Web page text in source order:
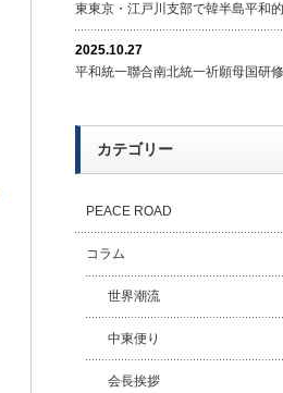
東東京・江戸川支部で韓半島平和
2025.10.27
平和統一聯合南北統一祈願母国研
カテゴリー
PEACE ROAD
コラム
世界潮流
中東便り
会長挨拶